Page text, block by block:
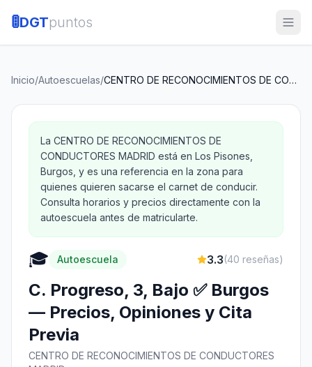
🚦DGTpuntos
Inicio/Autoescuelas/ CENTRO DE RECONOCIMIENTOS DE CONDUCTORES MADRID
La CENTRO DE RECONOCIMIENTOS DE
CONDUCTORES MADRID está en Los Pisones,
Burgos, y es una referencia en la zona para
quienes quieren sacarse el carnet de conducir.
Consulta horarios y precios directamente con la
autoescuela antes de matricularte.
🎓 Autoescuela 3.3(40 reseñas)
C. Progreso, 3, Bajo ✅ Burgos
— Precios, Opiniones y Cita
Previa
CENTRO DE RECONOCIMIENTOS DE CONDUCTORES